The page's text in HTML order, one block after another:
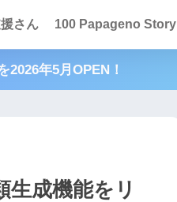
さん 100 Papageno Story
2026年5月OPEN！
生成機能をリ